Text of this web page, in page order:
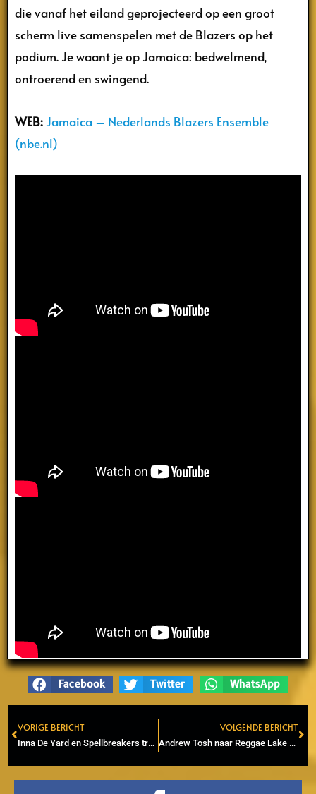
die vanaf het eiland geprojecteerd op een groot
scherm live samenspelen met de Blazers op het
podium. Je waant je op Jamaica: bedwelmend,
ontroerend en swingend.
WEB: Jamaica – Nederlands Blazers Ensemble
(nbe.nl)
Facebook Twitter WhatsApp
Prev
VORIGE BERICHT
Inna De Yard en Spellbreakers treden op in OLT Rivierenhof
VOLGENDE BERICHT
Andrew Tosh naar Reggae Lake Festival in Amsterdam